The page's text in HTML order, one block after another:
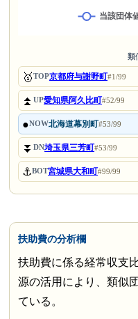
類
🥇TOP京都府与謝野町#1/99
⏫UP愛知県阿久比町#52/99
●NOW北海道幕別町#53/99
⏬DN埼玉県三芳町#53/99
⚓BOT宮城県大和町#99/99
扶助費の分析欄
扶助費に係る経常収支
源の活用により、類似
ている。